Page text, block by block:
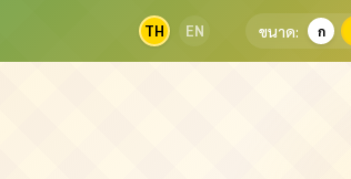
TH EN ขนาด: ก